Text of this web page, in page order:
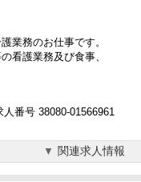
業務のお仕事です。
看護業務及び食事、
番号 38080-01566961
関連求人情報